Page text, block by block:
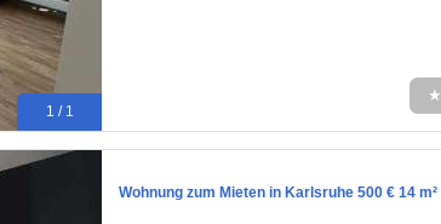
1 / 1
★
Wohnung zum Mieten in Karlsruhe 500 € 14 m²